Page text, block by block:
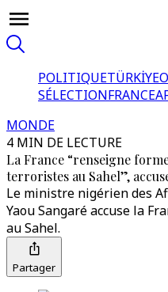
POLITIQUETÜRKİYE
SÉLECTIONFRANCE
MONDE
4 MIN DE LECTURE
La France “renseigne
terroristes au Sahel”,
Le ministre nigérien des
Yaou Sangaré accuse la
au Sahel.
Partager